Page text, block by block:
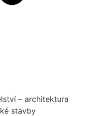
– architektura
stavby